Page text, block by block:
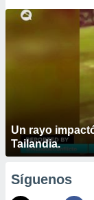
Un rayo
Tailandia.
Síguenos